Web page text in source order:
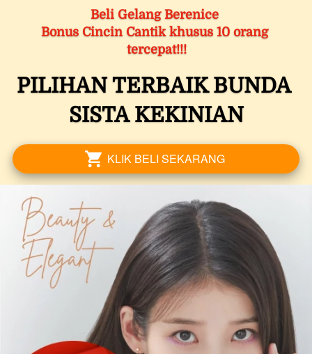
Beli Gelang Berenice
Bonus Cincin Cantik khusus 10 orang
tercepat!!!
PILIHAN TERBAIK BUNDA
SISTA KEKINIAN
` KLIK BELI SEKARANG